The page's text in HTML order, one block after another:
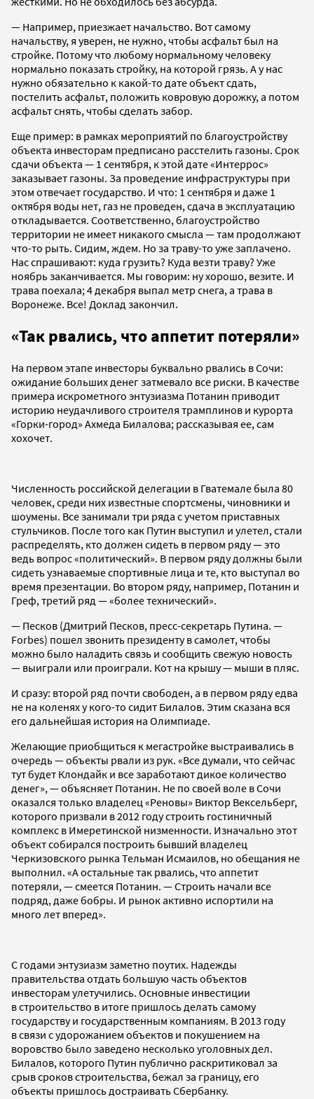
— Например, приезжает начальство. Вот самому
начальству, я уверен, не нужно, чтобы асфальт был на
стройке. Потому что любому нормальному человеку
нормально показать стройку, на которой грязь. А у нас
нужно обязательно к какой-то дате объект сдать,
постелить асфальт, положить ковровую дорожку, а потом
асфальт снять, чтобы сделать забор.
Еще пример: в рамках мероприятий по благоустройству
объекта инвесторам предписано расстелить газоны. Срок
сдачи объекта — 1 сентября, к этой дате «Интеррос»
заказывает газоны. За проведение инфраструктуры при
этом отвечает государство. И что: 1 сентября и даже 1
октября воды нет, газ не проведен, сдача в эксплуатацию
откладывается. Соответственно, благоустройство
территории не имеет никакого смысла — там продолжают
что-то рыть. Сидим, ждем. Но за траву-то уже заплачено.
Нас спрашивают: куда грузить? Куда везти траву? Уже
ноябрь заканчивается. Мы говорим: ну хорошо, везите. И
трава поехала; 4 декабря выпал метр снега, а трава в
Воронеже. Все! Доклад закончил.
«Так рвались, что аппетит потеряли»
На первом этапе инвесторы буквально рвались в Сочи:
ожидание больших денег затмевало все риски. В качестве
примера искрометного энтузиазма Потанин приводит
историю неудачливого строителя трамплинов и курорта
«Горки-город» Ахмеда Билалова; рассказывая ее, сам
хохочет.
Численность российской делегации в Гватемале была 80
человек, среди них известные спортсмены, чиновники и
шоумены. Все занимали три ряда с учетом приставных
стульчиков. После того как Путин выступил и улетел, стали
распределять, кто должен сидеть в первом ряду — это
ведь вопрос «политический». В первом ряду должны были
сидеть узнаваемые спортивные лица и те, кто выступал во
время презентации. Во втором ряду, например, Потанин и
Греф, третий ряд — «более технический».
— Песков (Дмитрий Песков, пресс-секретарь Путина. —
Forbes) пошел звонить президенту в самолет, чтобы
можно было наладить связь и сообщить свежую новость
— выиграли или проиграли. Кот на крышу — мыши в пляс.
И сразу: второй ряд почти свободен, а в первом ряду едва
не на коленях у кого-то сидит Билалов. Этим сказана вся
его дальнейшая история на Олимпиаде.
Желающие приобщиться к мегастройке выстраивались в
очередь — объекты рвали из рук. «Все думали, что сейчас
тут будет Клондайк и все заработают дикое количество
денег», — объясняет Потанин. Не по своей воле в Сочи
оказался только владелец «Реновы» Виктор Вексельберг,
которого призвали в 2012 году строить гостиничный
комплекс в Имеретинской низменности. Изначально этот
объект собирался построить бывший владелец
Черкизовского рынка Тельман Исмаилов, но обещания не
выполнил. «А остальные так рвались, что аппетит
потеряли, — смеется Потанин. — Строить начали все
подряд, даже бобры. И рынок активно испортили на
много лет вперед».
С годами энтузиазм заметно поутих. Надежды
правительства отдать большую часть объектов
инвесторам улетучились. Основные инвестиции
в строительство в итоге пришлось делать самому
государству и государственным компаниям. В 2013 году
в связи с удорожанием объектов и покушением на
воровство было заведено несколько уголовных дел.
Билалов, которого Путин публично раскритиковал за
срыв сроков строительства, бежал за границу, его
объекты пришлось достраивать Сбербанку.